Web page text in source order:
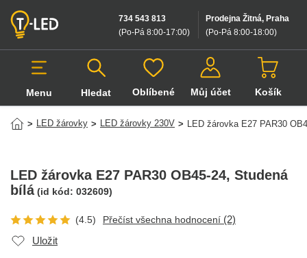
Prodejna Žitná, Praha
(Po-Pá 8:00-18:00)
734 543 813
(Po-Pá 8:00-17:00)
Menu Hledat
Hledat v produktech
Oblíbené Můj účet Košík
> LED žárovky > LED žárovky 230V > LED žárovka E27 PAR30
LED žárovka E27 PAR30 OB45-24, Studená
bílá (id kód: 032609)
(4.5) Přečíst všechna hodnocení (2)
Uložit